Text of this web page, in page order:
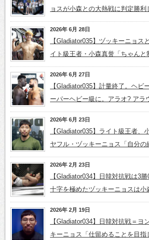
ョスが小森との大熱戦に判定勝利
2026年 6月 28日
【Gladiator035】ヅッキーニョス
イト級王者・小森真誉「ちゃんと
2026年 6月 27日
【Gladiator035】計量終了。ヘビ
ーパーヘビー級に。アラオ? アラ
2026年 6月 23日
【Gladiator035】ライト級王者、
ヤフル・ヅッキーニョス「自分の
2026年 2月 23日
【Gladiator034】日韓対抗戦は3
十字を極めたヅッキーニョスは小
2026年 2月 19日
【Gladiator034】日韓対抗戦＝ヨ
キーニョス「仕留めることを目指